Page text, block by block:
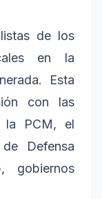
de los
en la
Esta
con las
la PCM, el
Defensa
gobiernos